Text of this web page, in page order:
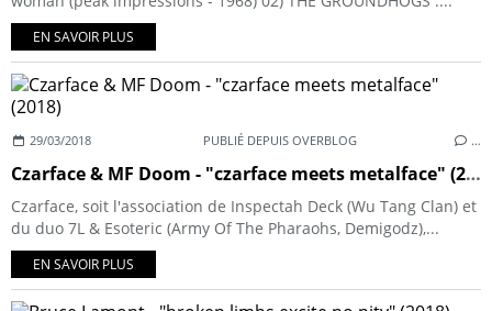
EN SAVOIR PLUS
29/03/2018 PUBLIÉ DEPUIS OVERBLOG …
Czarface & MF Doom - "czarface meets metalface" (2018)
Czarface, soit l'association de Inspectah Deck (Wu Tang Clan) et
du duo 7L & Esoteric (Army Of The Pharaohs, Demigodz),...
EN SAVOIR PLUS